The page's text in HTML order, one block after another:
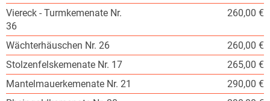
Viereck - Turmkemenate Nr.
36
260,00 €
Wächterhäuschen Nr. 26
260,00 €
Stolzenfelskemenate Nr. 17
265,00 €
Mantelmauerkemenate Nr. 21
290,00 €